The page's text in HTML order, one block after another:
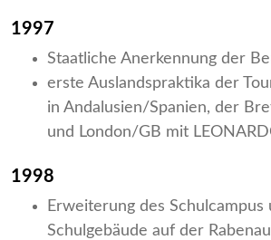
1997
Staatliche Anerkennung der
erste Auslandspraktika der
in Andalusien/Spanien, der
und London/GB mit
1998
Erweiterung des Schulcampus
Schulgebäude auf der